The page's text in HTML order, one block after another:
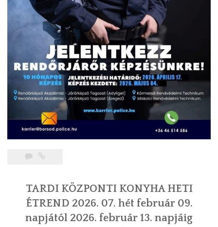
TARDI KÖZPONTI KONYHA HETI
ÉTREND 2026. 07. hét február 09.
napjától 2026. február 13. napjáig